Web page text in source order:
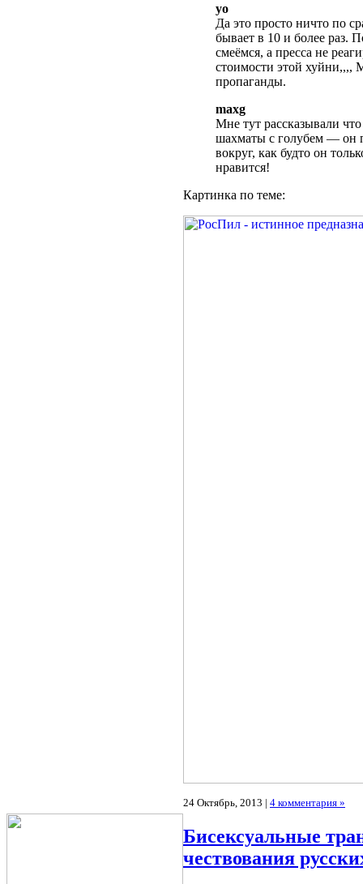
yo
Да это просто ничто по
бывает в 10 и более раз.
смеёмся, а пресса не
стоимости этой хуйни,,,,
пропаганды.
maxg
Мне тут рассказывали
шахматы с голубем — он
вокруг, как будто он
нравится!
Картинка по теме:
24 Октябрь, 2013 | 4 комментария »
Бисексуальные
чествования